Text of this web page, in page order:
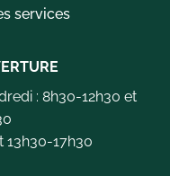
services
: 8h30-12h30 et
13h30-17h30